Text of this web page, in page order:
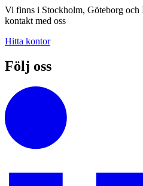
Vi finns i Stockholm, Göteborg och
kontakt med oss
Hitta kontor
Följ oss